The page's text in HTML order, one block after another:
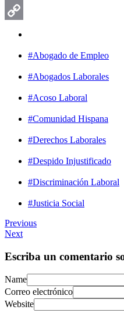
#Abogado de Empleo
#Abogados Laborales
#Acoso Laboral
#Comunidad Hispana
#Derechos Laborales
#Despido Injustificado
#Discriminación Laboral
#Justicia Social
Previous
Next
Escriba un comentario
Name
Correo electrónico
Website